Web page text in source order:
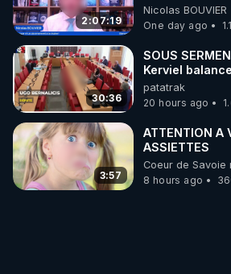
2:07:19
Nicolas BOUVIER
One day ago
30:36
SOUS
Kerviel
l'Assemblée !
patatrak
20 hours ago
3:57
ATTENTION A
ASSIETTES
Coeur de Savoie
8 hours ago